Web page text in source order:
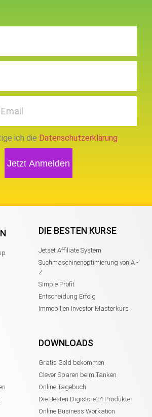
ich die Datenschutzerklärung
Jetzt Anmelden
DIE BESTEN KURSE
Jetset Affiliate System
Suchmaschinenoptimierung von A -
Z
Simple Profit
Entscheidung Erfolg
Immobilien Investor Masterkurs
DOWNLOADS
Gratis Geld bekommen
Clever Sparen beim Tanken
Online Tagebuch
Die Besten Digistore24 Produkte
Online Business Workation